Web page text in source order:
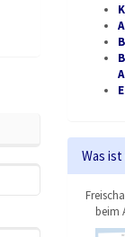
Was ist
beim